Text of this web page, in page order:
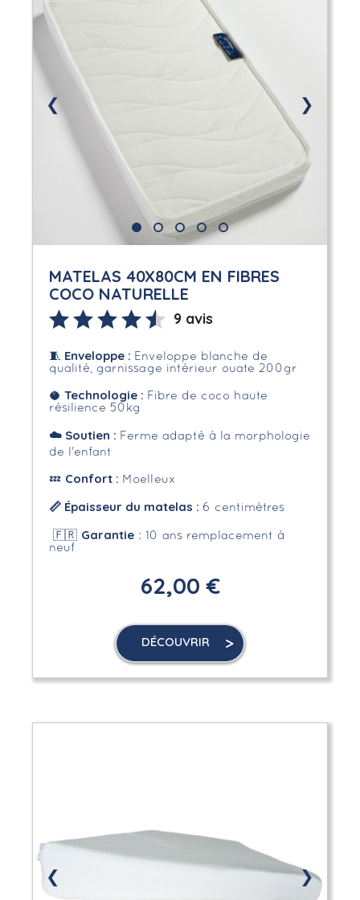
❮ ❯
MATELAS 40X80CM EN FIBRES
COCO NATURELLE
9 avis
🧵 Enveloppe: Enveloppe blanche de
qualité, garnissage intérieur ouate 200gr
🥥 Technologie : Fibre de coco haute
résilience 50kg
☁️Soutien : Ferme adapté à la morphologie
de l'enfant
💤 Confort : Moelleux
📏 Épaisseur du matelas : 6 centimètres
🇫🇷 Garantie: 10 ans remplacement à
neuf
62,00 €
DÉCOUVRIR
❮ ❯